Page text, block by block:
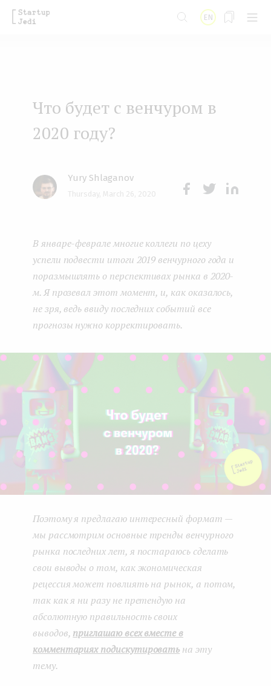
EN
Что будет с венчуром в
2020 году?
Yury Shlaganov
Thursday, March 26, 2020
k
В январе-феврале многие коллеги по цеху
успели подвести итоги 2019 венчурного года и
поразмышлять о перспективах рынка в 2020-
м. Я прозевал этот момент, и, как оказалось,
не зря, ведь ввиду последних событий все
прогнозы нужно корректировать.
Поэтому я предлагаю интересный формат —
мы рассмотрим основные тренды венчурного
рынка последних лет, я постараюсь сделать
свои выводы о том, как экономическая
рецессия может повлиять на рынок, а потом,
так как я ни разу не претендую на
абсолютную правильность своих
выводов, приглашаю всех вместе в
комментариях подискутировать на эту
тему.